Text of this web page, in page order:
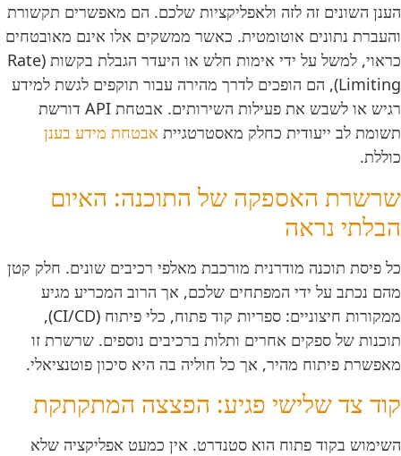
הענן השונים זה לזה ולאפליקציות שלכם. הם מאפשרים תקשורת
והעברת נתונים אוטומטית. כאשר ממשקים אלו אינם מאובטחים
כראוי, למשל על ידי אימות חלש או היעדר הגבלת בקשות (Rate
Limiting), הם הופכים לדרך מהירה עבור תוקפים לגשת למידע
רגיש או לשבש את פעילות השירותים. אבטחת API דורשת
תשומת לב ייעודית כחלק מאסטרטגיית אבטחת מידע בענן
כוללת.
שרשרת האספקה של התוכנה: האיום
הבלתי נראה
כל פיסת תוכנה מודרנית מורכבת מאלפי רכיבים שונים. חלק קטן
מהם נכתב על ידי המפתחים שלכם, אך הרוב המכריע מגיע
ממקורות חיצוניים: ספריות קוד פתוח, כלי פיתוח (CI/CD),
תוכנות של ספקים אחרים ותלות ברכיבים נוספים. שרשרת זו
מאפשרת פיתוח מהיר, אך כל חוליה בה היא סיכון פוטנציאלי.
קוד צד שלישי פגיע: הפצצה המתקתקת
השימוש בקוד פתוח הוא סטנדרט. אין כמעט אפליקציה שלא